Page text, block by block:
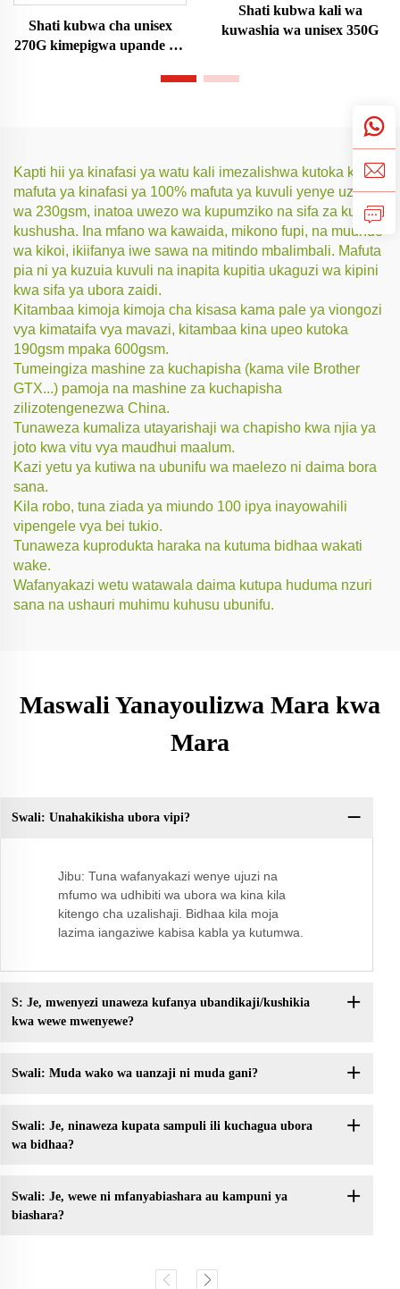
Shati kubwa cha unisex
270G kimepigwa upande wa
Shati kubwa kali wa
kuwashia wa unisex 350G
Kapti hii ya kinafasi ya watu kali imezalishwa kutoka kwa
mafuta ya kinafasi ya 100% mafuta ya kuvuli yenye uzito
wa 230gsm, inatoa uwezo wa kupumziko na sifa za kuzuia
kushusha. Ina mfano wa kawaida, mikono fupi, na muundo
wa kikoi, ikiifanya iwe sawa na mitindo mbalimbali. Mafuta
pia ni ya kuzuia kuvuli na inapita kupitia ukaguzi wa kipini
kwa sifa ya ubora zaidi.
Kitambaa kimoja kimoja cha kisasa kama pale ya viongozi
vya kimataifa vya mavazi, kitambaa kina upeo kutoka
190gsm mpaka 600gsm.
Tumeingiza mashine za kuchapisha (kama vile Brother
GTX...) pamoja na mashine za kuchapisha
zilizotengenezwa China.
Tunaweza kumaliza utayarishaji wa chapisho kwa njia ya
joto kwa vitu vya maudhui maalum.
Kazi yetu ya kutiwa na ubunifu wa maelezo ni daima bora
sana.
Kila robo, tuna ziada ya miundo 100 ipya inayowahili
vipengele vya bei tukio.
Tunaweza kuprodukta haraka na kutuma bidhaa wakati
wake.
Wafanyakazi wetu watawala daima kutupa huduma nzuri
sana na ushauri muhimu kuhusu ubunifu.
Maswali Yanayoulizwa Mara kwa
Mara
Swali: Unahakikisha ubora vipi?
Jibu: Tuna wafanyakazi wenye ujuzi na
mfumo wa udhibiti wa ubora wa kina kila
kitengo cha uzalishaji. Bidhaa kila moja
lazima iangaziwe kabisa kabla ya kutumwa.
S: Je, mwenyezi unaweza kufanya ubandikaji/kushikia
kwa wewe mwenyewe?
Swali: Muda wako wa uanzaji ni muda gani?
Swali: Je, ninaweza kupata sampuli ili kuchagua ubora
wa bidhaa?
Swali: Je, wewe ni mfanyabiashara au kampuni ya
biashara?